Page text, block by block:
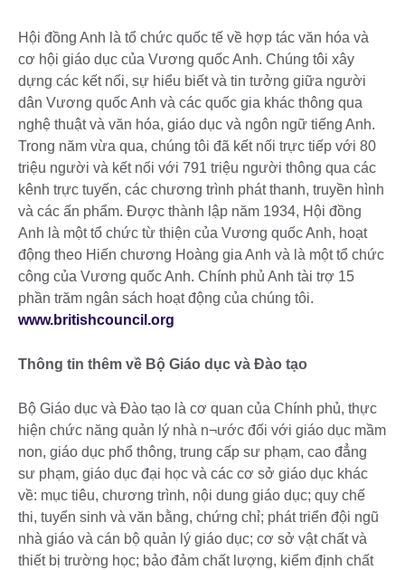
Hội đồng Anh là tổ chức quốc tế về hợp tác văn hóa và
cơ hội giáo dục của Vương quốc Anh. Chúng tôi xây
dựng các kết nối, sự hiểu biết và tin tưởng giữa người
dân Vương quốc Anh và các quốc gia khác thông qua
nghệ thuật và văn hóa, giáo dục và ngôn ngữ tiếng Anh.
Trong năm vừa qua, chúng tôi đã kết nối trực tiếp với 80
triệu người và kết nối với 791 triệu người thông qua các
kênh trực tuyến, các chương trình phát thanh, truyền hình
và các ấn phẩm. Được thành lập năm 1934, Hội đồng
Anh là một tổ chức từ thiện của Vương quốc Anh, hoạt
động theo Hiến chương Hoàng gia Anh và là một tổ chức
công của Vương quốc Anh. Chính phủ Anh tài trợ 15
phần trăm ngân sách hoạt động của chúng tôi.
www.britishcouncil.org
Thông tin thêm về Bộ Giáo dục và Đào tạo
Bộ Giáo dục và Đào tạo là cơ quan của Chính phủ, thực
hiện chức năng quản lý nhà n¬ước đối với giáo dục mầm
non, giáo dục phổ thông, trung cấp sư phạm, cao đẳng
sư phạm, giáo dục đại học và các cơ sở giáo dục khác
về: mục tiêu, chương trình, nội dung giáo dục; quy chế
thi, tuyển sinh và văn bằng, chứng chỉ; phát triển đội ngũ
nhà giáo và cán bộ quản lý giáo dục; cơ sở vật chất và
thiết bị trường học; bảo đảm chất lượng, kiểm định chất